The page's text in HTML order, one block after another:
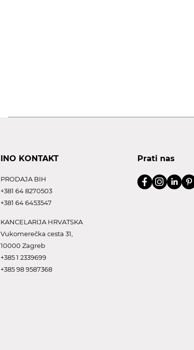
INO KONTAKT
PRODAJA BIH
+381 64 8270503
+381 64 6453547
KANCELARIJA HRVATSKA
Vukomerečka cesta 31,
10000 Zagreb
+385 1 2339699
+385 98 9587368
Prati nas